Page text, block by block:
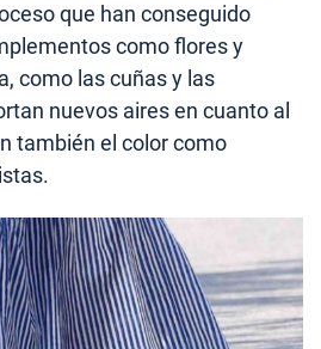
que han conseguido
como flores y
como las cuñas y las
nuevos aires en cuanto al
también el color como